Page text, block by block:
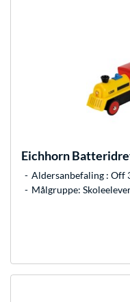
Eichhorn
Aldersanbefaling : Off
Målgruppe: